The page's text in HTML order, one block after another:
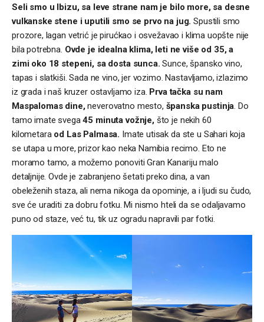
Seli smo u Ibizu, sa leve strane nam je bilo more, sa desne
vulkanske stene i uputili smo se prvo na jug.Spustili smo
prozore, lagan vetrić je pirućkao i osvežavao i klima uopšte nije
bila potrebna. Ovde je idealna klima, leti ne više od 35, a
zimi oko 18 stepeni, sa dosta sunca.Sunce, špansko vino,
tapas i slatkiši. Sada ne vino, jer vozimo. Nastavljamo, izlazimo
iz grada i naš kruzer ostavljamo iza. Prva tačka su nam
Maspalomas dine,neverovatno mesto, španska pustinja. Do
tamo imate svega45 minuta vožnje,što je nekih 60
kilometara od Las Palmasa. Imate utisak da ste u Sahari koja
se utapa u more, prizor kao neka Namibia recimo. Eto ne
moramo tamo, a možemo ponoviti Gran Kanariju malo
detaljnije. Ovde je zabranjeno šetati preko dina, a van
obeleženih staza, ali nema nikoga da opominje, a i ljudi su čudo,
sve će uraditi za dobru fotku. Mi nismo hteli da se odaljavamo
puno od staze, već tu, tik uz ogradu napravili par fotki.